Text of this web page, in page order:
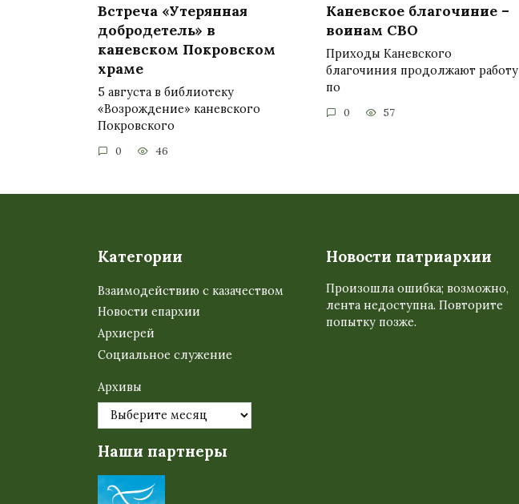
Встреча «Утерянная
добродетель» в
каневском Покровском
храме
5 августа в библиотеку
«Возрождение» каневского
Покровского
0 46
Каневское благочиние –
воинам СВО
Приходы Каневского
благочиния продолжают работу
по
0 57
Категории
Взаимодействию с казачеством
Новости епархии
Архиерей
Социальное служение
Архивы
Наши партнеры
Новости патриархии
Произошла ошибка; возможно,
лента недоступна. Повторите
попытку позже.